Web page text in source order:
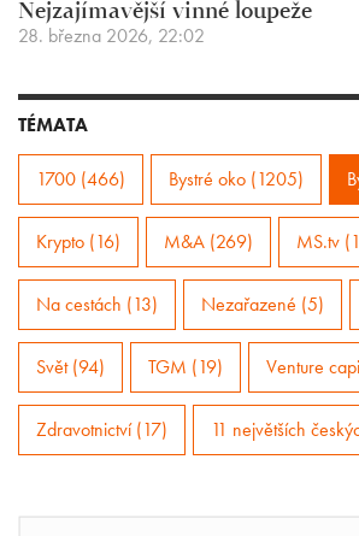
Nejzajímavější vinné loupeže
28. března 2026, 22:02
TÉMATA
1700 (466) Bystré oko (1205)
Krypto (16) M&A (269) MS.tv
Na cestách (13) Nezařazené (5)
Svět (94) TGM (19) Venture
Zdravotnictví (17) 11 největších